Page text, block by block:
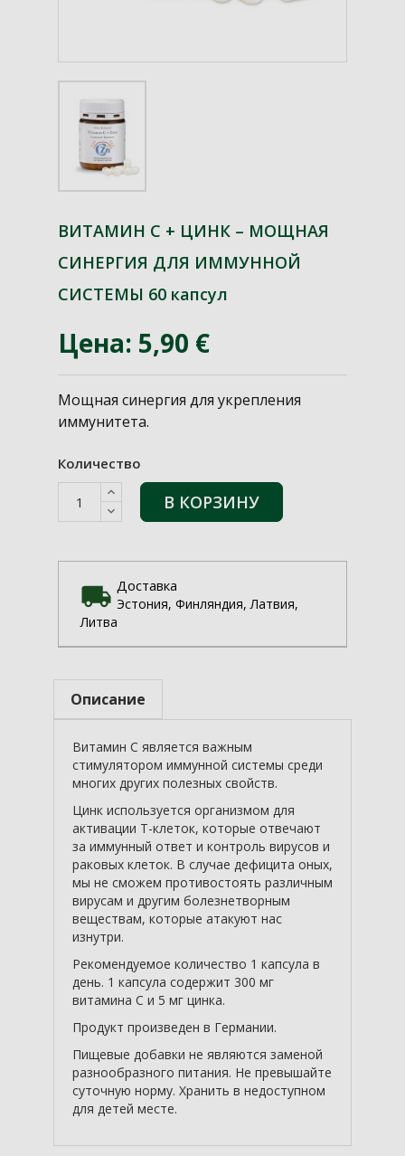
ВИТАМИН С + ЦИНК – МОЩНАЯ
СИНЕРГИЯ ДЛЯ ИММУННОЙ
СИСТЕМЫ 60 капсул
Цена: 5,90 €
Мощная синергия для укрепления
иммунитета.
Количество
В КОРЗИНУ
Доставка
Эстония, Финляндия, Латвия,
Литва
Описание
Витамин С является важным
стимулятором иммунной системы среди
многих других полезных свойств.
Цинк используется организмом для
активации Т-клеток, которые отвечают
за иммунный ответ и контроль вирусов и
раковых клеток. В случае дефицита оных,
мы не сможем противостоять различным
вирусам и другим болезнетворным
веществам, которые атакуют нас
изнутри.
Рекомендуемое количество 1 капсула в
день. 1 капсула содержит 300 мг
витамина С и 5 мг цинка.
Продукт произведен в Германии.
Пищевые добавки не являются заменой
разнообразного питания. Не превышайте
суточную норму. Хранить в недоступном
для детей месте.